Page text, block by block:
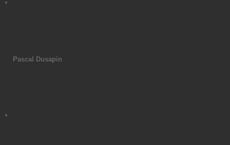
Pascal Dusapin